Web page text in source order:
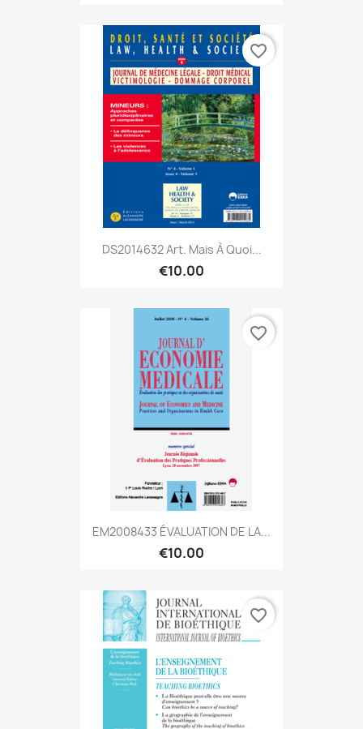
DS2014632 Art. Mais À Quoi...
€10.00
favorite_border
EM2008433 ÉVALUATION DE LA...
€10.00
favorite_border
favorite_border